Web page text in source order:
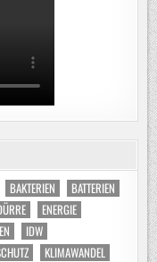
BAKTERIEN
BATTERIEN
ENERGIE
IDW
KLIMAWANDEL